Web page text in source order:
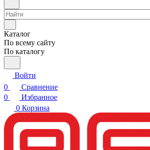
Каталог
По всему сайту
По каталогу
Войти
0
Сравнение
0
Избранное
0 Корзина